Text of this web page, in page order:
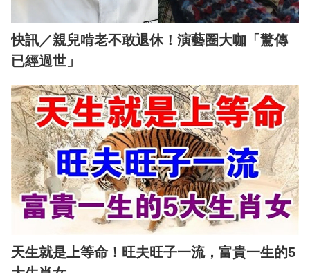
快訊／親兒啃老不敢退休！演藝圈大咖「驚傳
已經過世」
天生就是上等命！旺夫旺子一流，富貴一生的5